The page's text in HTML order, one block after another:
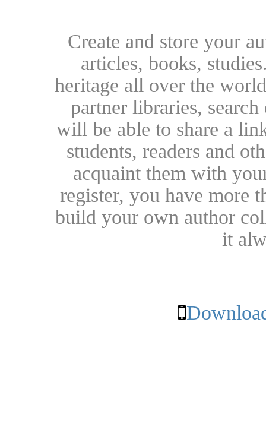
Create and store your
articles, books,
heritage all over the
partner libraries,
will be able to share a
students, readers and
acquaint them with
register, you have more
build your own author
it